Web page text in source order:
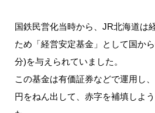
国鉄民営化当時から、JR北海道は
ため「経営安定基金」として国か
分)を与えられていました。
この基金は有価証券などで運用し
円をねん出して、赤字を補填しよ